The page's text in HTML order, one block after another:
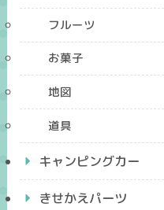
フルーツ
お菓子
地図
道具
キャンピングカー
きせかえパーツ